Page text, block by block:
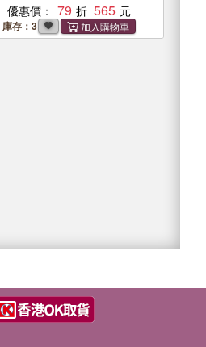
優惠價： 79 565
庫存：3